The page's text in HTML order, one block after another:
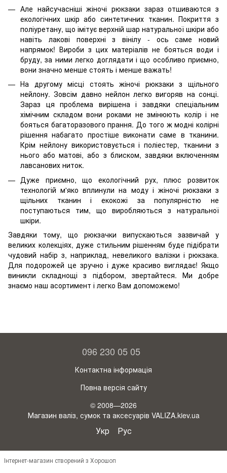
Але найсучасніші жіночі рюкзаки зараз отшиваются з
екологічних шкір або синтетичних тканин. Покриття з
поліуретану, що імітує верхній шар натуральної шкіри або
навіть лакові поверхні з вінілу - ось саме новий
напрямок! Вироби з цих матеріалів не бояться води і
бруду, за ними легко доглядати і що особливо приємно,
вони значно менше стоять і менше важать!
На другому місці стоять жіночі рюкзаки з щільного
нейлону. Зовсім давно нейлон легко вигоряв на сонці.
Зараз ця проблема вирішена і завдяки спеціальним
хімічним складом вони роками не змінюють колір і не
бояться багаторазового прання. До того ж модні колірні
рішення набагато простіше виконати саме в тканини.
Крім нейлону використовується і поліестер, тканини з
нього або матові, або з блиском, завдяки включенням
лавсанових ниток.
Дуже приємно, що екологічний рух, плюс розвиток
технологій м'яко вплинули на моду і жіночі рюкзаки з
щільних тканин і екокожі за популярністю не
поступаються тим, що виробляються з натуральної
шкіри.
Завдяки тому, що рюкзачки випускаються зазвичай у
великих колекціях, дуже стильним рішенням буде підібрати
чудовий набір з, наприклад, невеликого валізки і рюкзака.
Для подорожей це зручно і дуже красиво виглядає! Якщо
виникли складнощі з підбором, звертайтеся. Ми добре
знаємо наш асортимент і легко Вам допоможемо!
096 230 05 05
Контактна інформація
Повна версія сайту
© 2008—2026
Магазин валіз, сумок та аксесуарів VALIZA.kiev.ua
Укр Рус
Інтернет-магазин створений з Хорошоп